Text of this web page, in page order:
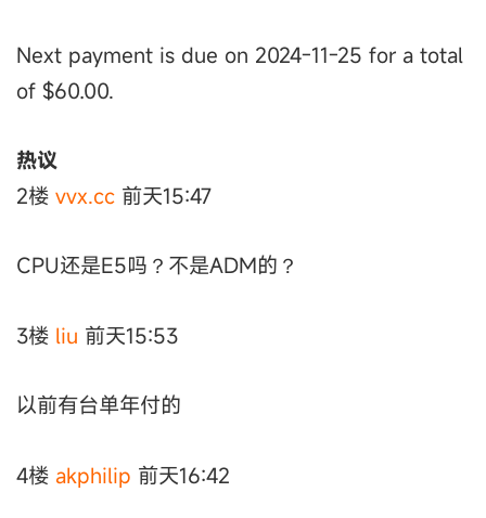
Next payment is due on 2024-11-25 for a total
of $60.00.
热议
2楼 vvx.cc 前天15:47
CPU还是E5吗？不是ADM的？
3楼 liu 前天15:53
以前有台单年付的
4楼 akphilip 前天16:42